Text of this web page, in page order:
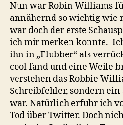
Nun war Robin Williams
annähernd so wichtig wie
war doch der erste
ich mir merken konnte.
ihn in „Flubber“ als
cool fand und eine Weile
verstehen das Robbie
Schreibfehler, sondern
war. Natürlich erfuhr ich
Tod über Twitter. Doch